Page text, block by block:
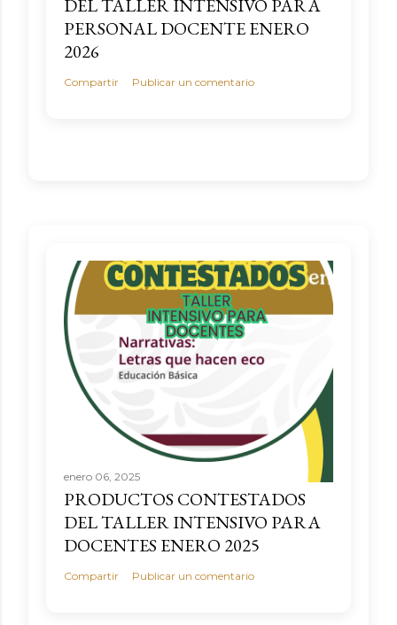
DEL TALLER INTENSIVO PARA
PERSONAL DOCENTE ENERO
2026
Compartir Publicar un comentario
enero 06, 2025
PRODUCTOS CONTESTADOS
DEL TALLER INTENSIVO PARA
DOCENTES ENERO 2025
Compartir Publicar un comentario